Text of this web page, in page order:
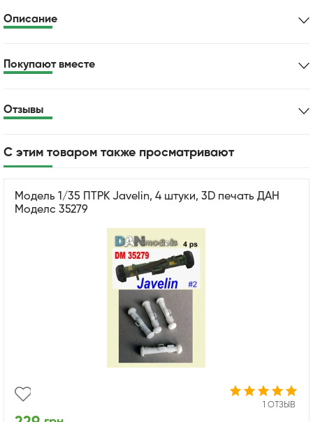
Описание
Покупают вместе
Отзывы
С этим товаром также просматривают
Модель 1/35 ПТРК Javelin, 4 штуки, 3D печать ДАН
Моделс 35279
1 ОТЗЫВ